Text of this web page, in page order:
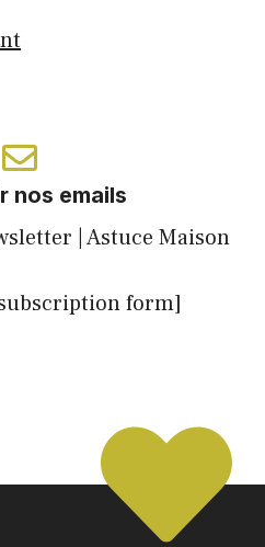
nos emails
| Astuce Maison
form]